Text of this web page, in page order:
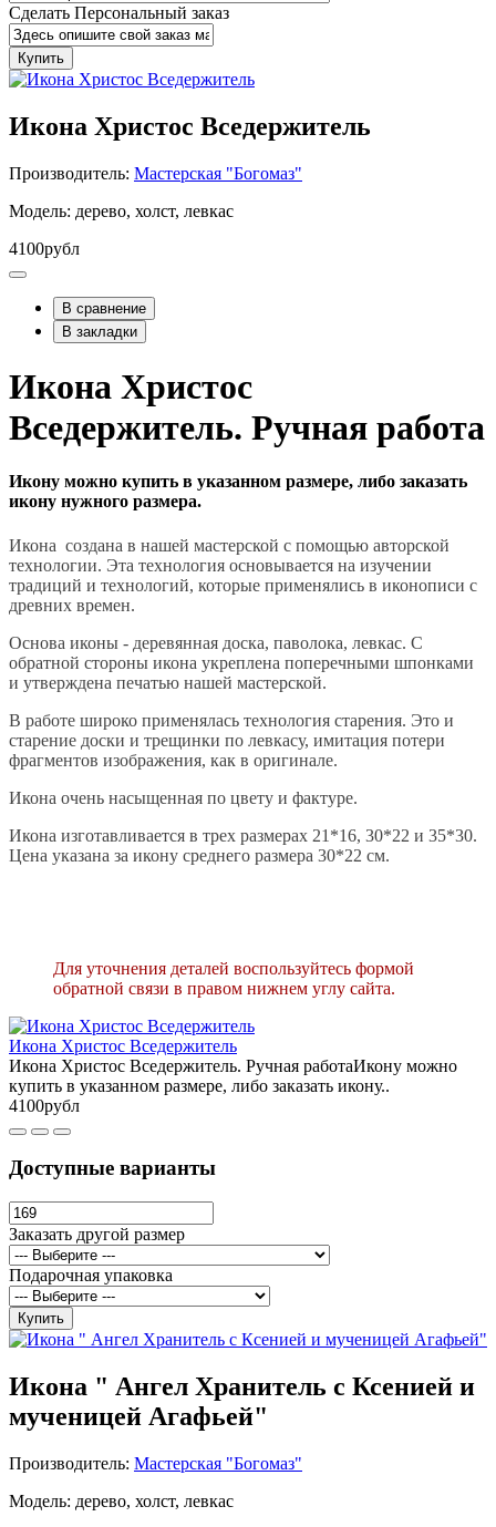
Сделать Персональный заказ
Купить
Икона Христос Вседержитель
Производитель: Мастерская "Богомаз"
Модель: дерево, холст, левкас
4100рубл
В сравнение
В закладки
Икона Христос
Вседержитель. Ручная работа
Икону можно купить в указанном размере, либо заказать
икону нужного размера.
Икона создана в нашей мастерской с помощью авторской
технологии. Эта технология основывается на изучении
традиций и технологий, которые применялись в иконописи с
древних времен.
Основа иконы - деревянная доска, паволока, левкас. С
обратной стороны икона укреплена поперечными шпонками
и утверждена печатью нашей мастерской.
В работе широко применялась технология старения. Это и
старение доски и трещинки по левкасу, имитация потери
фрагментов изображения, как в оригинале.
Икона очень насыщенная по цвету и фактуре.
Икона изготавливается в трех размерах 21*16, 30*22 и 35*30.
Цена указана за икону среднего размера 30*22 см.
Для уточнения деталей воспользуйтесь формой
обратной связи в правом нижнем углу сайта.
Икона Христос Вседержитель
Икона Христос Вседержитель. Ручная работаИкону можно
купить в указанном размере, либо заказать икону..
4100рубл
Доступные варианты
Заказать другой размер
Подарочная упаковка
Купить
Икона " Ангел Хранитель с Ксенией и
мученицей Агафьей"
Производитель: Мастерская "Богомаз"
Модель: дерево, холст, левкас